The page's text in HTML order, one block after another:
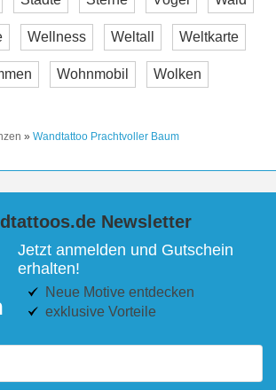
Wellness Weltall Weltkarte
Wohnmobil Wolken
» Wandtattoo Prachtvoller Baum
Newsletter
Jetzt anmelden und Gutschein
erhalten!
Neue Motive entdecken
exklusive Vorteile